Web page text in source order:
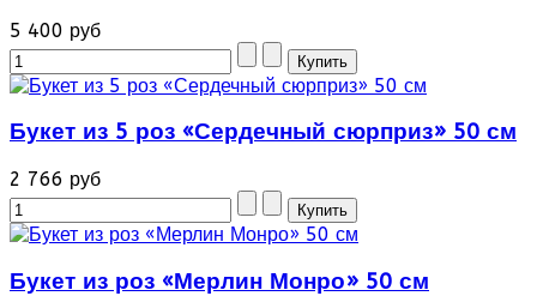
5 400 руб
Букет из 5 роз «Сердечный сюрприз» 50 см
2 766 руб
Букет из роз «Мерлин Монро» 50 см